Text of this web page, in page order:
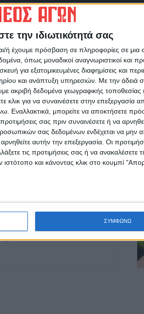
την ιδιωτικότητά σας
ή έχουμε πρόσβαση σε πληροφορίες σε
όπως μοναδικοί αναγνωριστικοί και
για εξατομικευμένες διαφημίσεις και
και ανάπτυξη υπηρεσιών. Με την άδειά
ακριβή δεδομένα γεωγραφικής τοποθεσίας
για να συναινέσετε στην επεξεργασία
Εναλλακτικά, μπορείτε να αποκτήσετε
σας πριν συναινέσετε ή να
σας δεδομένων ενδέχεται να μην
αυτήν την επεξεργασία. Οι
τις προτιμήσεις σας ή να ανακαλέσετε
και κάνοντας κλικ στο κουμπί
ΣΥΜΦΩΝΩ
Google News!
της Θεσσαλίας
ΕΠΟΜΕΝΟ ΑΡΘΡΟ
«Κλείδωσε» η ημερομηνία για το
10 Μαΐου στις 21:00 στην ΕΡΤ